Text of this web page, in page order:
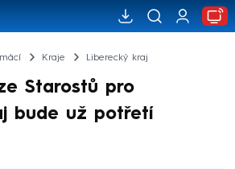
Kraje Liberecký kraj
Starostů pro
bude už potřetí